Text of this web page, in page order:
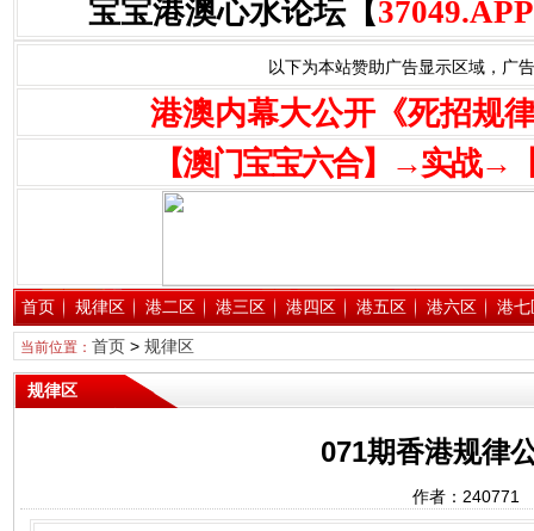
宝宝港澳心水论坛【37049.APP
以下为本站赞助广告显示区域，广
港澳内幕大公开《死招规
【澳门宝宝六合】→实战→
首页 规律区 港二区 港三区 港四区 港五区 港六区 港七
当前位置： 首页> 规律区
规律区
071期香港规律
作者：240771